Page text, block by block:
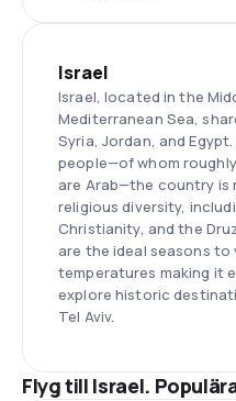
Israel
Israel, located in the
Mediterranean Sea,
Syria, Jordan, and
people—of whom
are Arab—the country is
religious diversity,
Christianity, and the
are the ideal seasons to
temperatures making it
explore historic
Tel Aviv.
Flyg till Israel.